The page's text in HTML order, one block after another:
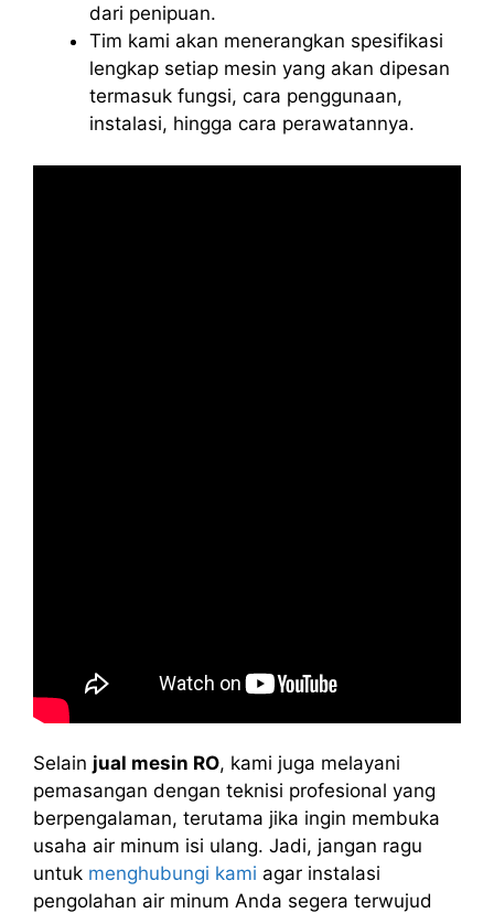
dari penipuan.
Tim kami akan menerangkan spesifikasi
lengkap setiap mesin yang akan dipesan
termasuk fungsi, cara penggunaan,
instalasi, hingga cara perawatannya.
Selain jual mesin RO, kami juga melayani
pemasangan dengan teknisi profesional yang
berpengalaman, terutama jika ingin membuka
usaha air minum isi ulang. Jadi, jangan ragu
untuk menghubungi kami agar instalasi
pengolahan air minum Anda segera terwujud